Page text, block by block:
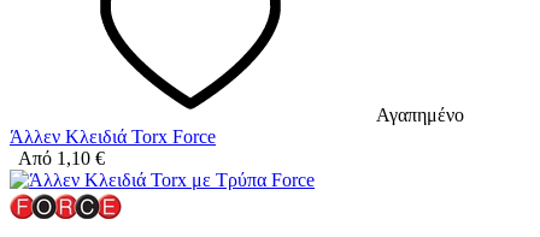
Αγαπημένο
Άλλεν Κλειδιά Torx Force
Από 1,10 €